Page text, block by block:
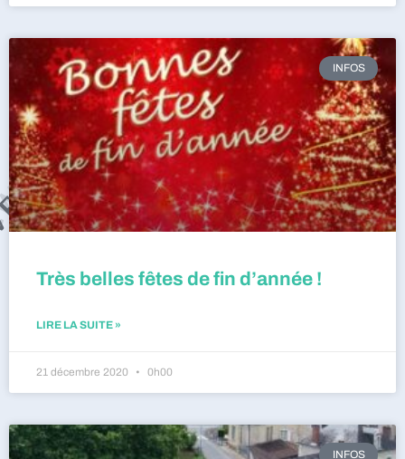
INFOS
Très belles fêtes de fin d’année !
LIRE LA SUITE »
21 décembre 2020 0h00
INFOS